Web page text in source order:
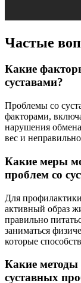
Частые
Какие
суставами?
Проблемы со
факторами,
нарушения
вес и
Какие меры
проблем со
Для
активный образ
правильно
заниматься
которые
Какие методы
суставных